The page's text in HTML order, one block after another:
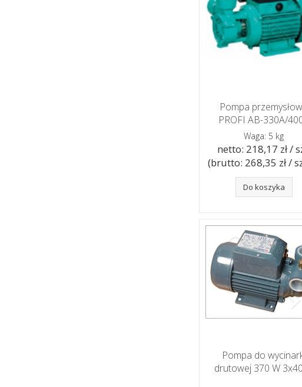
Pompa
PROFI AB-330A/
Waga: 5 kg
netto: 218,17 zł /
(brutto: 268,35 zł /
Do koszyka
Pompa do
drutowej 370 W